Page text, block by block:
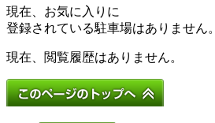
現在、お気に入りに
登録されている駐車場はありません。
現在、閲覧履歴はありません。